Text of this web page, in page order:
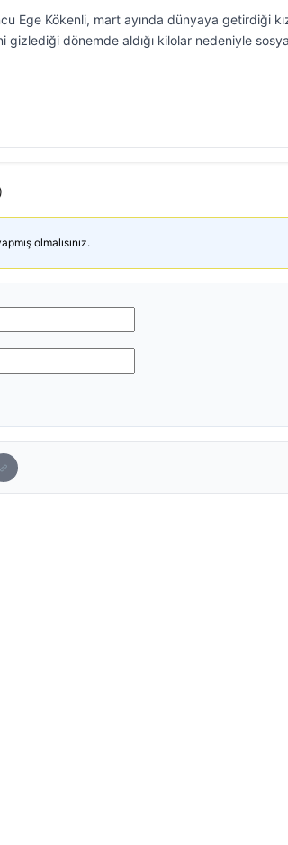
Ege Kökenli, mart ayında dünyaya getirdiği
gizlediği dönemde aldığı kilolar nedeniyle
olmalısınız.